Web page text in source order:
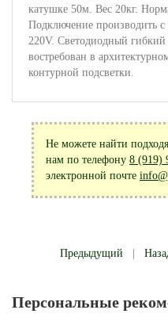
катушке 50м. Вес 20кг.
Подключение производить
220V. Светодиодный
востребован в
контурной подсветки.
Не можете найти
нам по телефону 8 (919)
электронной почте
Предыдущий
Персональные